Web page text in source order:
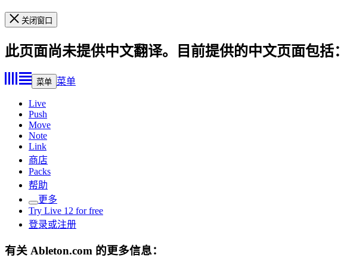
关闭窗口
此页面尚未提供中文翻译。目前提供的中文页面包括：
菜单 菜单
Live
Push
Move
Note
Link
商店
Packs
帮助
更多
Try Live 12 for free
登录或注册
有关 Ableton.com 的更多信息：